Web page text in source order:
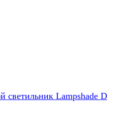
светильник Lampshade D